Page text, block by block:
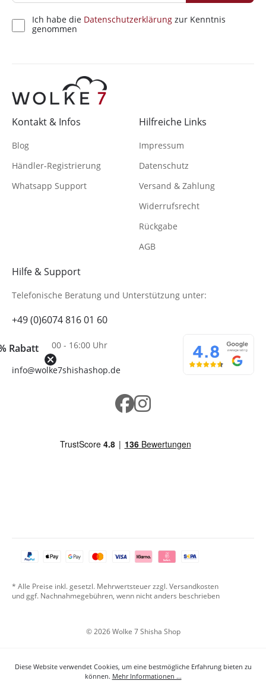
Rabatt
Hilfe & Support
Telefonische Beratung und Unterstützung unter:
+49 (0)6074 816 01 60
Mo-Fr. 10:00 - 16:00 Uhr
info@wolke7shishashop.de
Kontakt & Infos
Blog
Händler-Registrierung
Whatsapp Support
Hilfreiche Links
Impressum
Datenschutz
Versand & Zahlung
Widerrufsrecht
Rückgabe
AGB
Ich habe die Datenschutzerklärung zur Kenntnis
genommen
© 2026 Wolke 7 Shisha Shop
* Alle Preise inkl. gesetzl. Mehrwertsteuer zzgl. Versandkosten
und ggf. Nachnahmegebühren, wenn nicht anders beschrieben
Diese Website verwendet Cookies, um eine bestmögliche Erfahrung bieten zu
können. Mehr Informationen ...